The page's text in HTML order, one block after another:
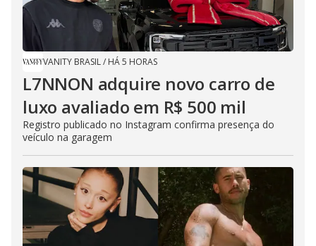
VANITY BRASIL/ HÁ 5 HORAS
L7NNON adquire novo carro de
luxo avaliado em R$ 500 mil
Registro publicado no Instagram confirma presença do
veículo na garagem